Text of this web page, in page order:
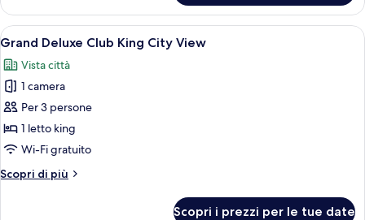
Bedroom
Suite
Twin
View
Apri
tutte
le
foto
per
Grand
Deluxe
King
Una camera d'hotel con un letto, un
6
Grand Deluxe Club King City View
Vista città
1 camera
Per 3 persone
1 letto king
Wi-Fi gratuito
Scopri di più
Altri
Scopri i prezzi per le tue date